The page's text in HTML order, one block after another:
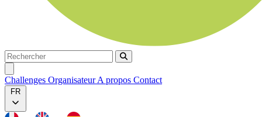
Rechercher
Rechercher
Challenges OrganisateurA propos Contact
FR